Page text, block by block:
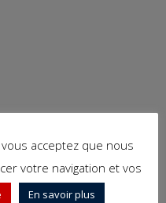
acceptez que nous
votre navigation et vos
En savoir plus